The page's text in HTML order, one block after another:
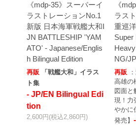
《mdp-35》スーパーイ
ラストレーションNo.1
新版 日本海軍戦艦大和I
JN BATTLESHIP 'YAM
ATO' - Japanese/Englis
h Bilingual Edition
再販
「戦艦大和」イラス
ト集
- JP/EN Bilingual Edi
tion
2,600円(税込2,860円)
《
ラス
重巡
Super
NG/JP
再販
高雄の
図面と
現！力
やかに
発売】